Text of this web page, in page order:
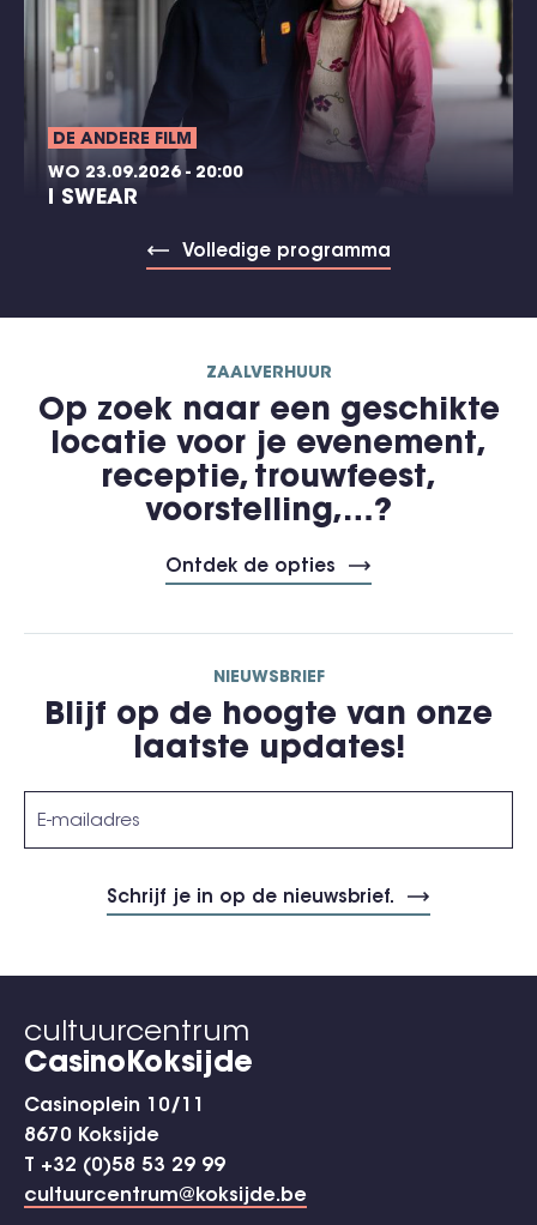
DE ANDERE FILM
WO 23.09.2026 - 20:00
I SWEAR
Volledige programma
ZAALVERHUUR
Op zoek naar een geschikte
locatie voor je evenement,
receptie, trouwfeest,
voorstelling,…?
Ontdek de opties
NIEUWSBRIEF
Blijf op de hoogte van onze
laatste updates!
cultuurcentrum
CasinoKoksijde
Casinoplein 10/11
8670 Koksijde
T +32 (0)58 53 29 99
cultuurcentrum@koksijde.be